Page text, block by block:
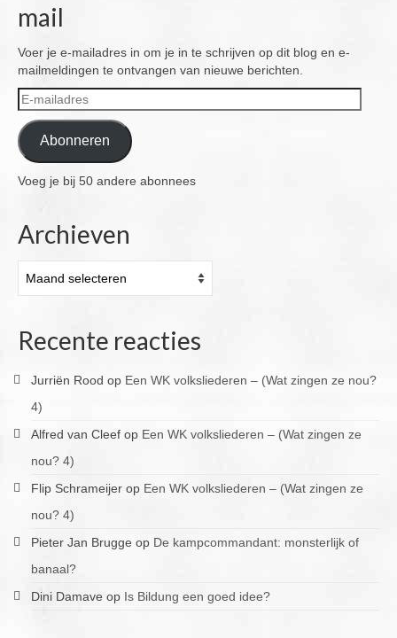
mail
Voer je e-mailadres in om je in te schrijven op dit blog en e-
mailmeldingen te ontvangen van nieuwe berichten.
E-
mailadres
Abonneren
Voeg je bij 50 andere abonnees
Archieven
Recente reacties
Jurriën Rood op Een WK volksliederen – (Wat zingen ze nou?
4)
Alfred van Cleef op Een WK volksliederen – (Wat zingen ze
nou? 4)
Flip Schrameijer op Een WK volksliederen – (Wat zingen ze
nou? 4)
Pieter Jan Brugge op De kampcommandant: monsterlijk of
banaal?
Dini Damave op Is Bildung een goed idee?